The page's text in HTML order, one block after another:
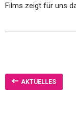
Films zeigt für uns
AKTUELLES